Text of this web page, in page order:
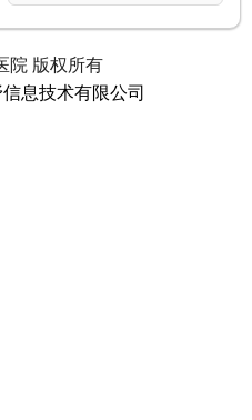
院 版权所有
息技术有限公司